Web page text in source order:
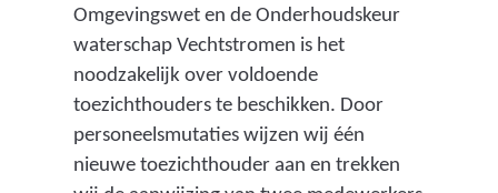
o
e
k
e
Omgevingswet en de Onderhoudskeur
waterschap Vechtstromen is het
noodzakelijk over voldoende
toezichthouders te beschikken. Door
personeelsmutaties wijzen wij één
nieuwe toezichthouder aan en trekken